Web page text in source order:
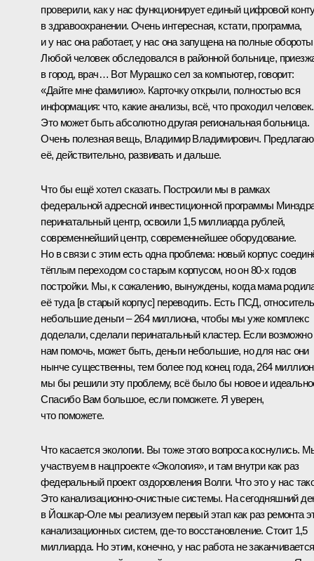
проверили, как у нас функционирует единый цифровой
в здравоохранении. Очень интересная, кстати, программа,
и у нас она работает, у нас она запущена на полные
Любой человек обследовался в районной больнице,
в город, врач… Вот Мурашко сел за компьютер, говорит:
«Дайте мне фамилию». Карточку открыли, полностью вся
информация: что, какие анализы, всё, что проходил человек.
Это может быть абсолютно другая региональная больница.
Очень полезная вещь, Владимир Владимирович. Предлагаю
её, действительно, развивать и дальше.
Что бы ещё хотел сказать. Построили мы в рамках
федеральной адресной инвестиционной программы
перинатальный центр, освоили 1,5 миллиарда рублей,
современнейший центр, современнейшее оборудование.
Но в связи с этим есть одна проблема: новый корпус
тёплым переходом со старым корпусом, но он 80-х годов
постройки. Мы, к сожалению, вынуждены, когда мама
её туда [в старый корпус] переводить. Есть ПСД,
небольшие деньги – 264 миллиона, чтобы мы уже комплекс
доделали, сделали перинатальный кластер. Если возможно
нам помочь, может быть, деньги небольшие, но для нас они
нынче существенны, тем более под конец года, 264
мы бы решили эту проблему, всё было бы новое и
Спасибо Вам большое, если поможете. Я уверен,
что поможете.
Что касается экологии. Вы тоже этого вопроса коснулись.
участвуем в нацпроекте «Экология», и там внутри как раз
федеральный проект оздоровления Волги. Что это у нас
Это канализационно-очистные системы. На сегодняшний
в Йошкар-Оле мы реализуем первый этап как раз ремонта
канализационных систем, где-то восстановление. Стоит 1,5
миллиарда. Но этим, конечно, у нас работа не